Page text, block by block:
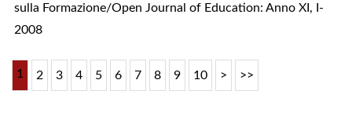
sulla Formazione/Open Journal of Education: Anno XI, I-
2008
1 2 3 4 5 6 7 8 9 10 > >>